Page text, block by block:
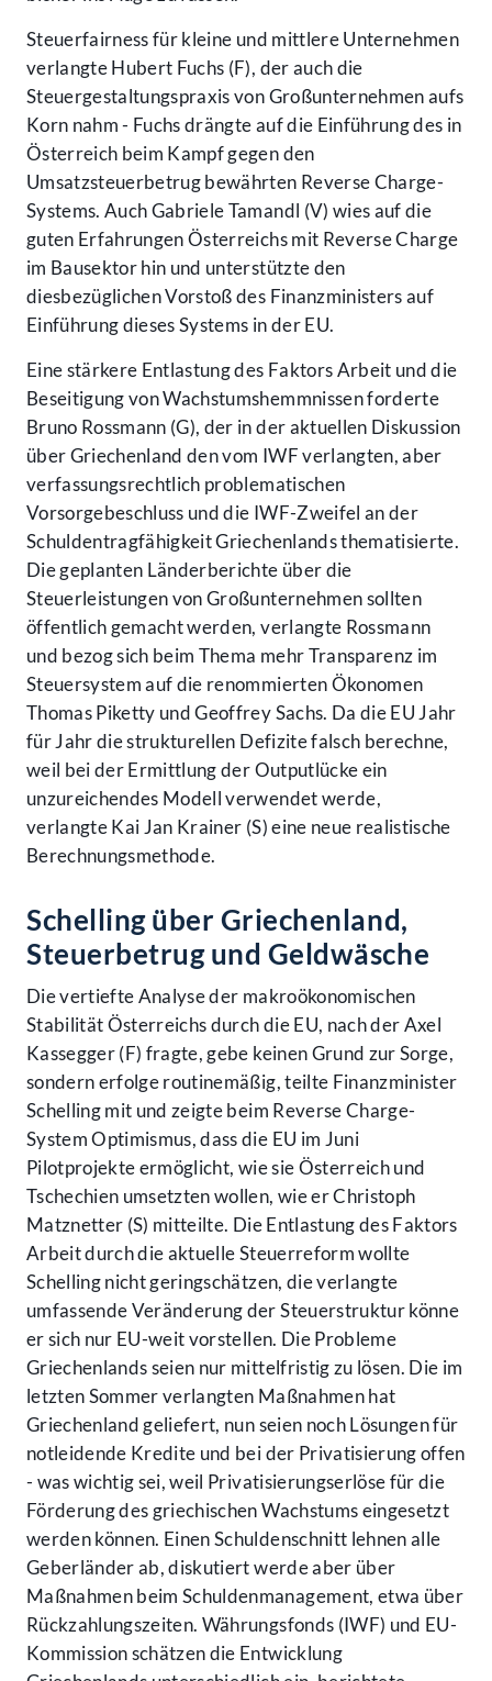
Steuerfairness für kleine und mittlere Unternehmen
verlangte Hubert Fuchs (F), der auch die
Steuergestaltungspraxis von Großunternehmen aufs
Korn nahm - Fuchs drängte auf die Einführung des in
Österreich beim Kampf gegen den
Umsatzsteuerbetrug bewährten Reverse Charge-
Systems. Auch Gabriele Tamandl (V) wies auf die
guten Erfahrungen Österreichs mit Reverse Charge
im Bausektor hin und unterstützte den
diesbezüglichen Vorstoß des Finanzministers auf
Einführung dieses Systems in der EU.
Eine stärkere Entlastung des Faktors Arbeit und die
Beseitigung von Wachstumshemmnissen forderte
Bruno Rossmann (G), der in der aktuellen Diskussion
über Griechenland den vom IWF verlangten, aber
verfassungsrechtlich problematischen
Vorsorgebeschluss und die IWF-Zweifel an der
Schuldentragfähigkeit Griechenlands thematisierte.
Die geplanten Länderberichte über die
Steuerleistungen von Großunternehmen sollten
öffentlich gemacht werden, verlangte Rossmann
und bezog sich beim Thema mehr Transparenz im
Steuersystem auf die renommierten Ökonomen
Thomas Piketty und Geoffrey Sachs. Da die EU Jahr
für Jahr die strukturellen Defizite falsch berechne,
weil bei der Ermittlung der Outputlücke ein
unzureichendes Modell verwendet werde,
verlangte Kai Jan Krainer (S) eine neue realistische
Berechnungsmethode.
Schelling über Griechenland,
Steuerbetrug und Geldwäsche
Die vertiefte Analyse der makroökonomischen
Stabilität Österreichs durch die EU, nach der Axel
Kassegger (F) fragte, gebe keinen Grund zur Sorge,
sondern erfolge routinemäßig, teilte Finanzminister
Schelling mit und zeigte beim Reverse Charge-
System Optimismus, dass die EU im Juni
Pilotprojekte ermöglicht, wie sie Österreich und
Tschechien umsetzten wollen, wie er Christoph
Matznetter (S) mitteilte. Die Entlastung des Faktors
Arbeit durch die aktuelle Steuerreform wollte
Schelling nicht geringschätzen, die verlangte
umfassende Veränderung der Steuerstruktur könne
er sich nur EU-weit vorstellen. Die Probleme
Griechenlands seien nur mittelfristig zu lösen. Die im
letzten Sommer verlangten Maßnahmen hat
Griechenland geliefert, nun seien noch Lösungen für
notleidende Kredite und bei der Privatisierung offen
- was wichtig sei, weil Privatisierungserlöse für die
Förderung des griechischen Wachstums eingesetzt
werden können. Einen Schuldenschnitt lehnen alle
Geberländer ab, diskutiert werde aber über
Maßnahmen beim Schuldenmanagement, etwa über
Rückzahlungszeiten. Währungsfonds (IWF) und EU-
Kommission schätzen die Entwicklung